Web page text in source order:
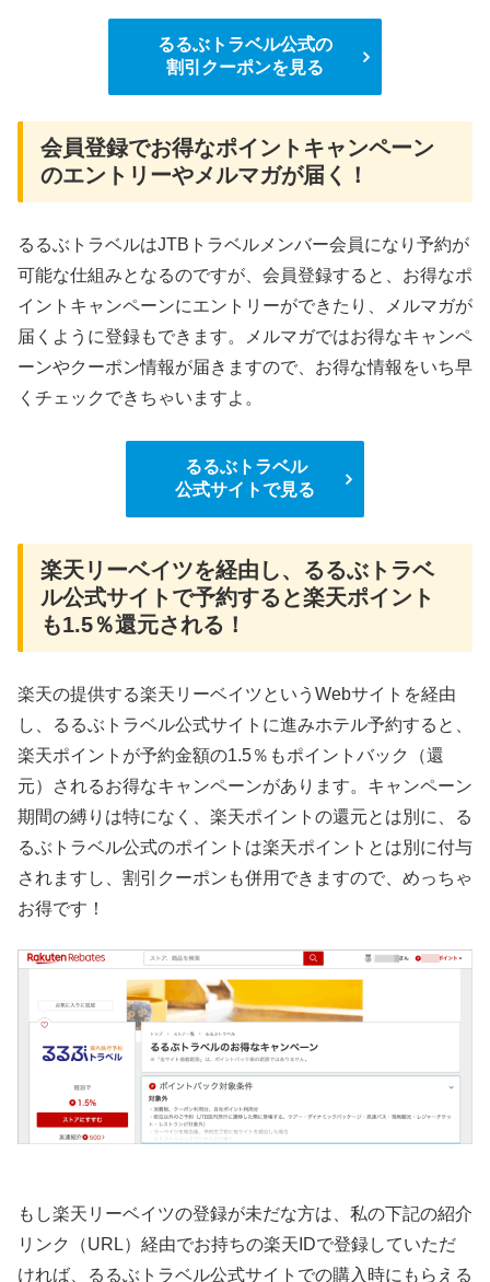
るるぶトラベル公式の
割引クーポンを見る
会員登録でお得なポイントキャンペーン
のエントリーやメルマガが届く！
るるぶトラベルはJTBトラベルメンバー会員になり予約が
可能な仕組みとなるのですが、会員登録すると、お得なポ
イントキャンペーンにエントリーができたり、メルマガが
届くように登録もできます。メルマガではお得なキャンペ
ーンやクーポン情報が届きますので、お得な情報をいち早
くチェックできちゃいますよ。
るるぶトラベル
公式サイトで見る
楽天リーベイツを経由し、るるぶトラベ
ル公式サイトで予約すると楽天ポイント
も1.5％還元される！
楽天の提供する楽天リーベイツというWebサイトを経由
し、るるぶトラベル公式サイトに進みホテル予約すると、
楽天ポイントが予約金額の1.5％もポイントバック（還
元）されるお得なキャンペーンがあります。キャンペーン
期間の縛りは特になく、楽天ポイントの還元とは別に、る
るぶトラベル公式のポイントは楽天ポイントとは別に付与
されますし、割引クーポンも併用できますので、めっちゃ
お得です！
もし楽天リーベイツの登録が未だな方は、私の下記の紹介
リンク（URL）経由でお持ちの楽天IDで登録していただ
ければ、るるぶトラベル公式サイトでの購入時にもらえる